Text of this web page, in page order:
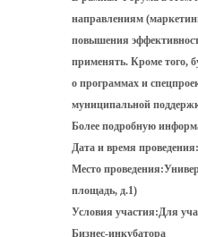
направлениям
повышения
применять. Кроме того,
о программах и
муниципальной
Более подробную
Дата и время
Место
площадь, д.1)
Условия участия:Для
Бизнес-инкубатора